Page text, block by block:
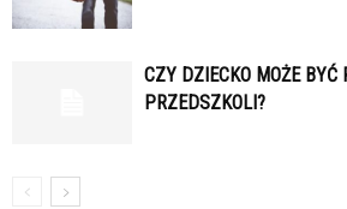
CZY DZIECKO MOŻE BYĆ
PRZEDSZKOLI?